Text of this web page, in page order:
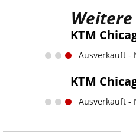
KTM
Ausverkauft -
KTM
Ausverkauft -